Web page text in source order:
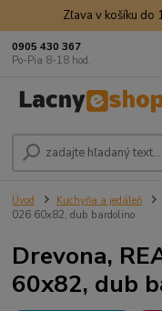
Zľava v košíku
0905 430 367
Po-Pia 8-18 hod.
Úvod Kuchyňa a jedáleň
026 60x82, dub bardolino
Drevona,
60x82, dub